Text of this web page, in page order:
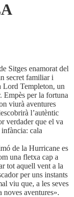
Sitges enamorat del
secret familiar i
Lord Templeton, un
Empès per la fortuna
viurà aventures
l’autèntic
verdader que el va
cala
de la Hurricane es
una fletxa cap a
tot aquell vent a la
per uns instants
viu que, a les seves
noves aventures».